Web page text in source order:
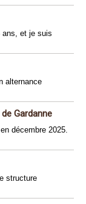
ans, et je suis
alternance
Gardanne
décembre 2025.
structure